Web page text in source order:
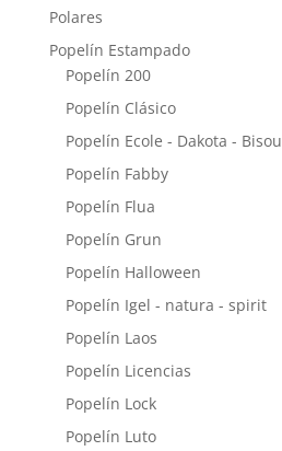
Polares
Popelín Estampado
Popelín 200
Popelín Clásico
Popelín Ecole - Dakota - Bisou
Popelín Fabby
Popelín Flua
Popelín Grun
Popelín Halloween
Popelín Igel - natura - spirit
Popelín Laos
Popelín Licencias
Popelín Lock
Popelín Luto